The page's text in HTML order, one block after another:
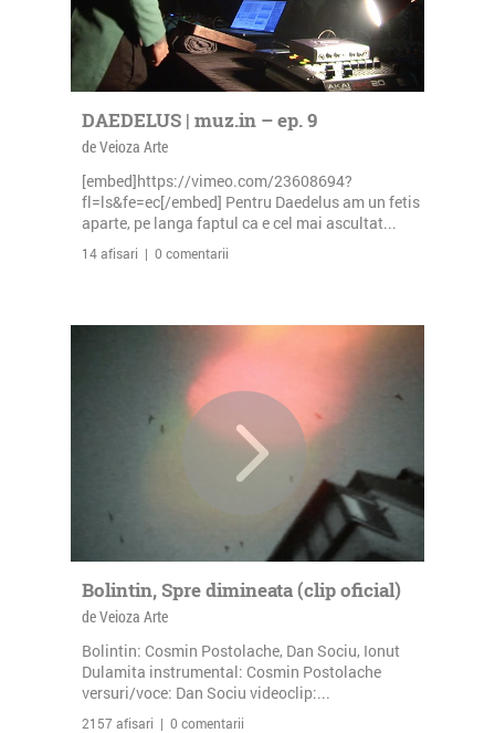
DAEDELUS | muz.in – ep. 9
de Veioza Arte
[embed]https://vimeo.com/23608694?
fl=ls&fe=ec[/embed] Pentru Daedelus am un fetis
aparte, pe langa faptul ca e cel mai ascultat...
14 afisari | 0 comentarii
Bolintin, Spre dimineata (clip oficial)
de Veioza Arte
Bolintin: Cosmin Postolache, Dan Sociu, Ionut
Dulamita instrumental: Cosmin Postolache
versuri/voce: Dan Sociu videoclip:...
2157 afisari | 0 comentarii